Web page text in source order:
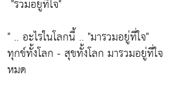
"รวมอยู่ที่ใจ"
" .. อะไรในโลกนี้ .. "มารวมอยู่ที่ใจ"
ทุกข์ทั้งโลก - สุขทั้งโลก มารวมอยู่ที่ใจ
หมด